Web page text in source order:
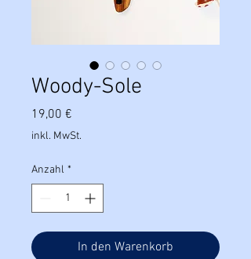
Woody-Sole
19,00 €
inkl. MwSt.
Anzahl *
In den Warenkorb